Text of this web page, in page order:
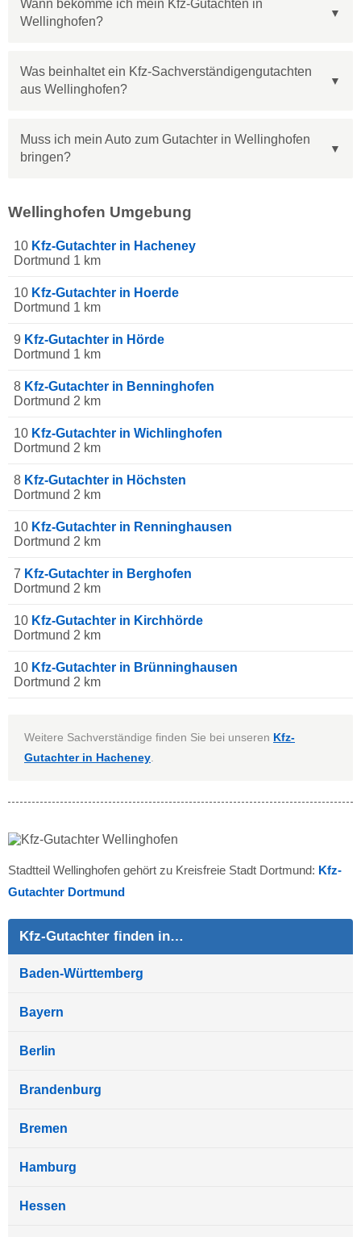
Wann bekomme ich mein Kfz-Gutachten in
Wellinghofen?
Was beinhaltet ein Kfz-Sachverständigengutachten
aus Wellinghofen?
Muss ich mein Auto zum Gutachter in Wellinghofen
bringen?
Wellinghofen Umgebung
10 Kfz-Gutachter in Hacheney
Dortmund 1 km
10 Kfz-Gutachter in Hoerde
Dortmund 1 km
9 Kfz-Gutachter in Hörde
Dortmund 1 km
8 Kfz-Gutachter in Benninghofen
Dortmund 2 km
10 Kfz-Gutachter in Wichlinghofen
Dortmund 2 km
8 Kfz-Gutachter in Höchsten
Dortmund 2 km
10 Kfz-Gutachter in Renninghausen
Dortmund 2 km
7 Kfz-Gutachter in Berghofen
Dortmund 2 km
10 Kfz-Gutachter in Kirchhörde
Dortmund 2 km
10 Kfz-Gutachter in Brünninghausen
Dortmund 2 km
Weitere Sachverständige finden Sie bei unseren Kfz-
Gutachter in Hacheney.
Stadtteil Wellinghofen gehört zu Kreisfreie Stadt Dortmund: Kfz-
Gutachter Dortmund
Kfz-Gutachter finden in…
Baden-Württemberg
Bayern
Berlin
Brandenburg
Bremen
Hamburg
Hessen